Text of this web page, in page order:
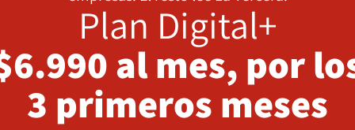
Plan Digital+
al mes, por
3 primeros meses